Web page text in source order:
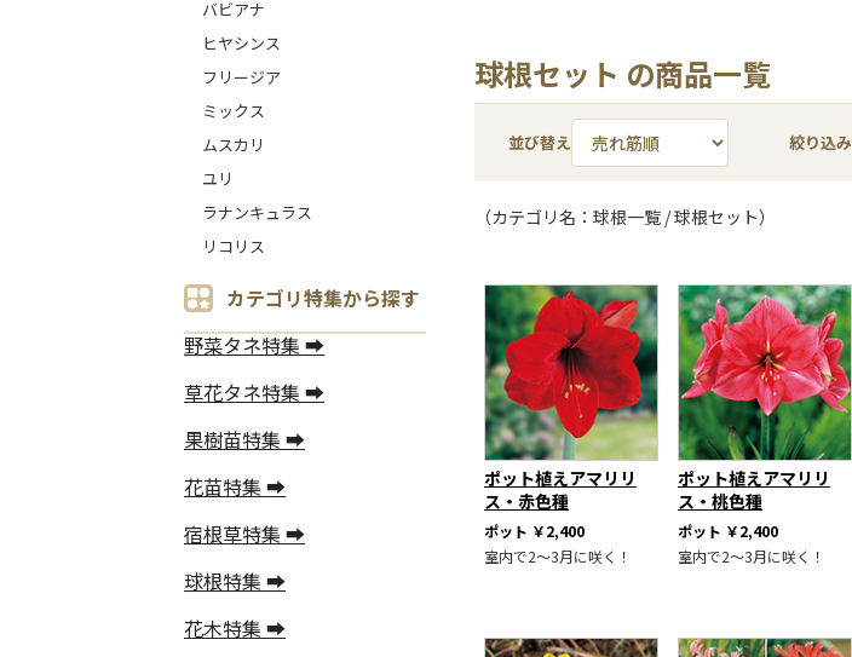
バビアナ
ヒヤシンス
フリージア
ミックス
ムスカリ
ユリ
ラナンキュラス
リコリス
カテゴリ特集から探す
野菜タネ特集 ➡
草花タネ特集 ➡
果樹苗特集 ➡
花苗特集 ➡
宿根草特集 ➡
球根特集 ➡
花木特集 ➡
球根セット の商品一覧
並び替え 絞り込み
（カテゴリ名：球根一覧 / 球根セット）
ポット植えアマリリ
ス・赤色種
ポット ￥2,400
室内で2～3月に咲く！
ポット植えアマリリ
ス・桃色種
ポット ￥2,400
室内で2～3月に咲く！